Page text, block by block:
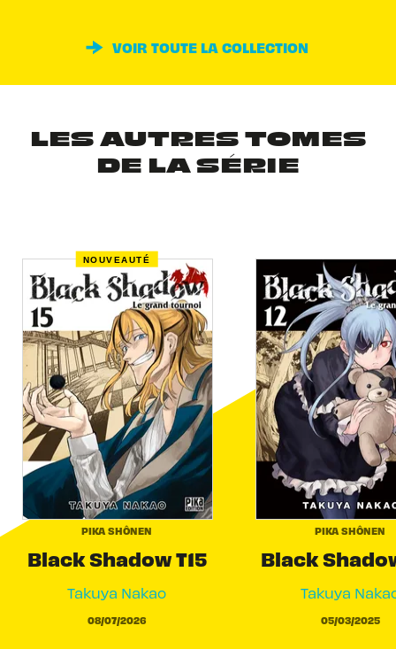
VOIR TOUTE LA COLLECTION
LES AUTRES TOMES
DE LA SÉRIE
NOUVEAUTÉ
PIKA SHÔNEN
Black Shadow T15
Takuya Nakao
08/07/2026
PIKA SHÔNEN
Black
Takuya
05/03/2025